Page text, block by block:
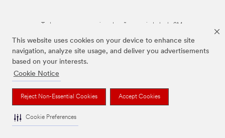
This website uses cookies on your device to enhance site
navigation, analyze site usage, and deliver you advertisements
based on your interests.
Cookie Notice
Reject Non-Essential Cookies Accept Cookies
Cookie Preferences
Todas as marcas mencionadas são propriedade da 3M.